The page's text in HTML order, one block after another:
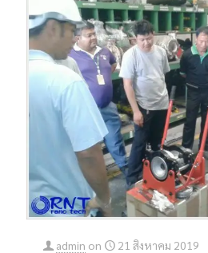
admin on 21 สิงหาคม 2019